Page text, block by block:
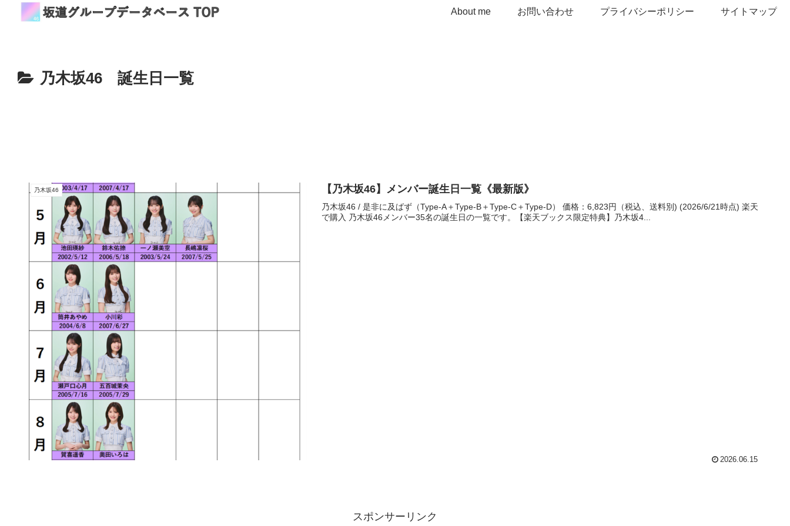
About me お問い合わせ プライバシーポリシー サイトマップ
乃木坂46 誕生日一覧
乃木坂46 【乃木坂46】メンバー誕生日一覧《最新版》
乃木坂46 / 是非に及ばず（Type-A＋Type-B＋Type-C＋Type-D） 価格：6,823円（税込、送料別) (2026/6/21時点) 楽天
で購入 乃木坂46メンバー35名の誕生日の一覧です。【楽天ブックス限定特典】乃木坂4...
2026.06.15
スポンサーリンク